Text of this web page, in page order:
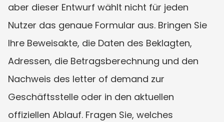
aber dieser Entwurf wählt nicht für jeden
Nutzer das genaue Formular aus. Bringen Sie
Ihre Beweisakte, die Daten des Beklagten,
Adressen, die Betragsberechnung und den
Nachweis des letter of demand zur
Geschäftsstelle oder in den aktuellen
offiziellen Ablauf. Fragen Sie, welches